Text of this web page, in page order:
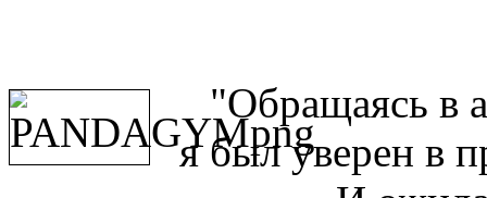
"Обращаясь в
я был уверен в